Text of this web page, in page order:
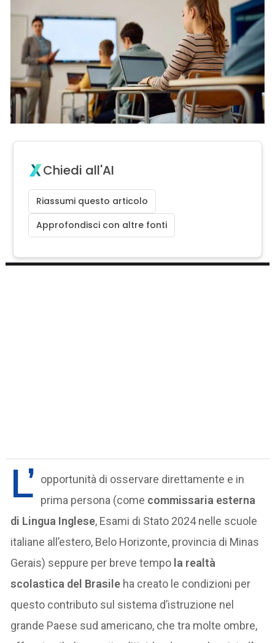
Chiedi all'AI
Riassumi questo articolo
Approfondisci con altre fonti
L’ opportunità di osservare direttamente e in
prima persona (come commissaria esterna
di Lingua Inglese, Esami di Stato 2024 nelle scuole
italiane all’estero, Belo Horizonte, provincia di Minas
Gerais) seppure per breve tempo la realtà
scolastica del Brasile ha creato le condizioni per
questo contributo sul sistema d’istruzione nel
grande Paese sud americano, che tra molte ombre,